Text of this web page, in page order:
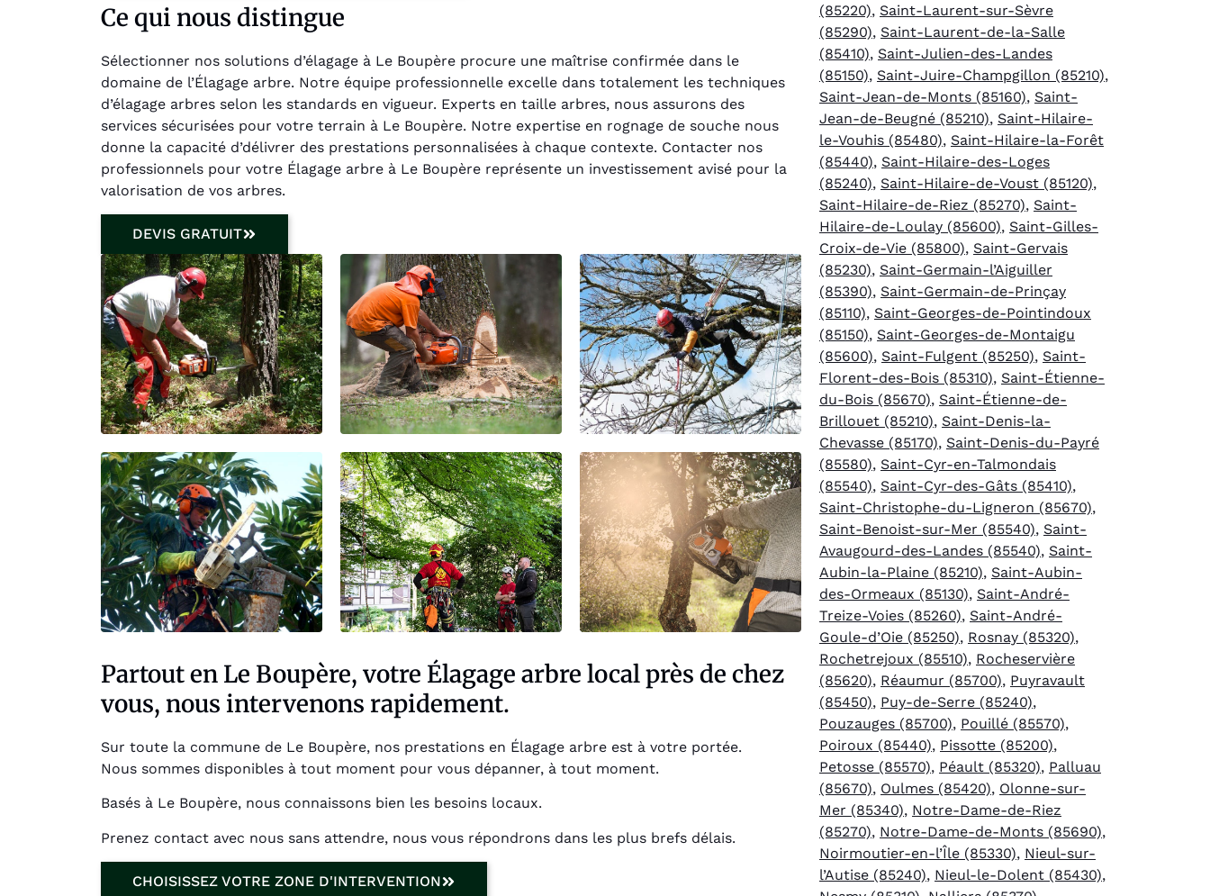
Ce qui nous distingue
Sélectionner nos solutions d’élagage à Le Boupère procure une maîtrise confirmée dans le
domaine de l’Élagage arbre. Notre équipe professionnelle excelle dans totalement les techniques
d’élagage arbres selon les standards en vigueur. Experts en taille arbres, nous assurons des
services sécurisées pour votre terrain à Le Boupère. Notre expertise en rognage de souche nous
donne la capacité d’délivrer des prestations personnalisées à chaque contexte. Contacter nos
professionnels pour votre Élagage arbre à Le Boupère représente un investissement avisé pour la
valorisation de vos arbres.
DEVIS GRATUIT
Partout en Le Boupère, votre Élagage arbre local près de chez
vous, nous intervenons rapidement.
Sur toute la commune de Le Boupère, nos prestations en Élagage arbre est à votre portée.
Nous sommes disponibles à tout moment pour vous dépanner, à tout moment.
Basés à Le Boupère, nous connaissons bien les besoins locaux.
Prenez contact avec nous sans attendre, nous vous répondrons dans les plus brefs délais.
CHOISISSEZ VOTRE ZONE D'INTERVENTION
(85220), Saint-Laurent-sur-Sèvre
(85290), Saint-Laurent-de-la-Salle
(85410), Saint-Julien-des-Landes
(85150), Saint-Juire-Champgillon (85210),
Saint-Jean-de-Monts (85160), Saint-
Jean-de-Beugné (85210), Saint-Hilaire-
le-Vouhis (85480), Saint-Hilaire-la-Forêt
(85440), Saint-Hilaire-des-Loges
(85240), Saint-Hilaire-de-Voust (85120),
Saint-Hilaire-de-Riez (85270), Saint-
Hilaire-de-Loulay (85600), Saint-Gilles-
Croix-de-Vie (85800), Saint-Gervais
(85230), Saint-Germain-l’Aiguiller
(85390), Saint-Germain-de-Prinçay
(85110), Saint-Georges-de-Pointindoux
(85150), Saint-Georges-de-Montaigu
(85600), Saint-Fulgent (85250), Saint-
Florent-des-Bois (85310), Saint-Étienne-
du-Bois (85670), Saint-Étienne-de-
Brillouet (85210), Saint-Denis-la-
Chevasse (85170), Saint-Denis-du-Payré
(85580), Saint-Cyr-en-Talmondais
(85540), Saint-Cyr-des-Gâts (85410),
Saint-Christophe-du-Ligneron (85670),
Saint-Benoist-sur-Mer (85540), Saint-
Avaugourd-des-Landes (85540), Saint-
Aubin-la-Plaine (85210), Saint-Aubin-
des-Ormeaux (85130), Saint-André-
Treize-Voies (85260), Saint-André-
Goule-d’Oie (85250), Rosnay (85320),
Rochetrejoux (85510), Rocheservière
(85620), Réaumur (85700), Puyravault
(85450), Puy-de-Serre (85240),
Pouzauges (85700), Pouillé (85570),
Poiroux (85440), Pissotte (85200),
Petosse (85570), Péault (85320), Palluau
(85670), Oulmes (85420), Olonne-sur-
Mer (85340), Notre-Dame-de-Riez
(85270), Notre-Dame-de-Monts (85690),
Noirmoutier-en-l’Île (85330), Nieul-sur-
l’Autise (85240), Nieul-le-Dolent (85430),